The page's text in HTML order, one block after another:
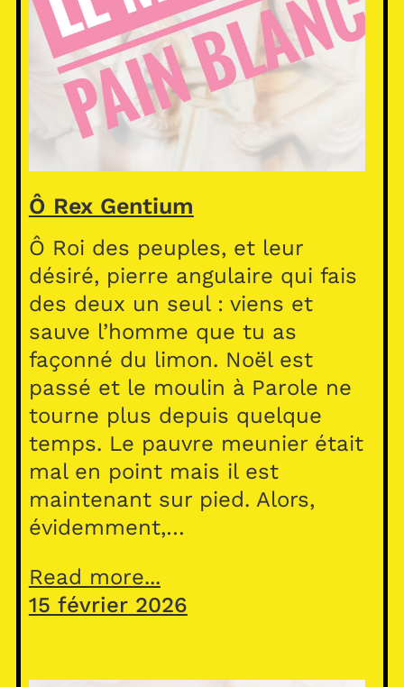
Ô Rex Gentium
Ô Roi des peuples, et leur
désiré, pierre angulaire qui fais
des deux un seul : viens et
sauve l’homme que tu as
façonné du limon. Noël est
passé et le moulin à Parole ne
tourne plus depuis quelque
temps. Le pauvre meunier était
mal en point mais il est
maintenant sur pied. Alors,
évidemment,…
Read more...
15 février 2026